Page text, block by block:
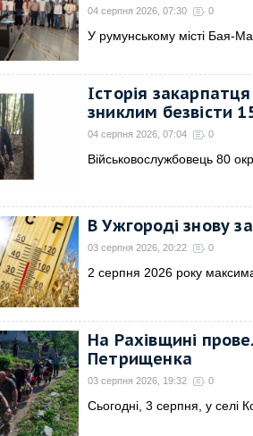
04 серпня 2026, 07:30 0
У румунському місті Бая-
Історія
зниклим безвісти
04 серпня 2026, 07:04 0
Військовослужбовець 80
В Ужгороді знову
03 серпня 2026, 20:22 0
2 серпня 2026 року
На Рахівщині
Петрищенка
03 серпня 2026, 19:32 0
Сьогодні, 3 серпня, у селі